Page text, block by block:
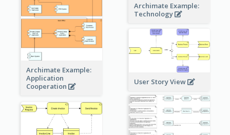
Archimate Example:
Technology
Archimate Example:
Application
Cooperation
User Story View